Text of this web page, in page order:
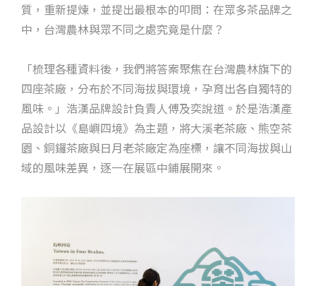
質，重新提煉，並提出最根本的叩問：在眾多茶品牌之
中，台灣農林與眾不同之處究竟是什麼？
「梳理各種資料後，我們將答案聚焦在台灣農林旗下的
四座茶廠，分布於不同海拔與環境，孕育出各自獨特的
風味。」浩漢品牌設計負責人傅及奕說道。於是浩漢產
品設計以《島嶼四境》為主題，將大溪老茶廠、熊空茶
園、銅鑼茶廠與日月老茶廠定為座標，讓不同海拔與山
域的風味差異，逐一在展區中鋪展開來。